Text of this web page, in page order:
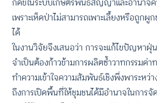
เพราะเห็ดป่าไม่สามารถเพาะเลี้ยงหรือถูก
ได้
ในงานวิจัยจึงเสนอว่า การจะแก้ไขปัญหา
จำเป็นต้องก้าวข้ามการผลิตซ้ำวาทกรรมด่
ทำความเข้าใจความสัมพันธ์เชิงพึ่งพาระหว่
ถึงการเปิดพื้นที่ให้ชุมชนได้มีอำนาจในการ